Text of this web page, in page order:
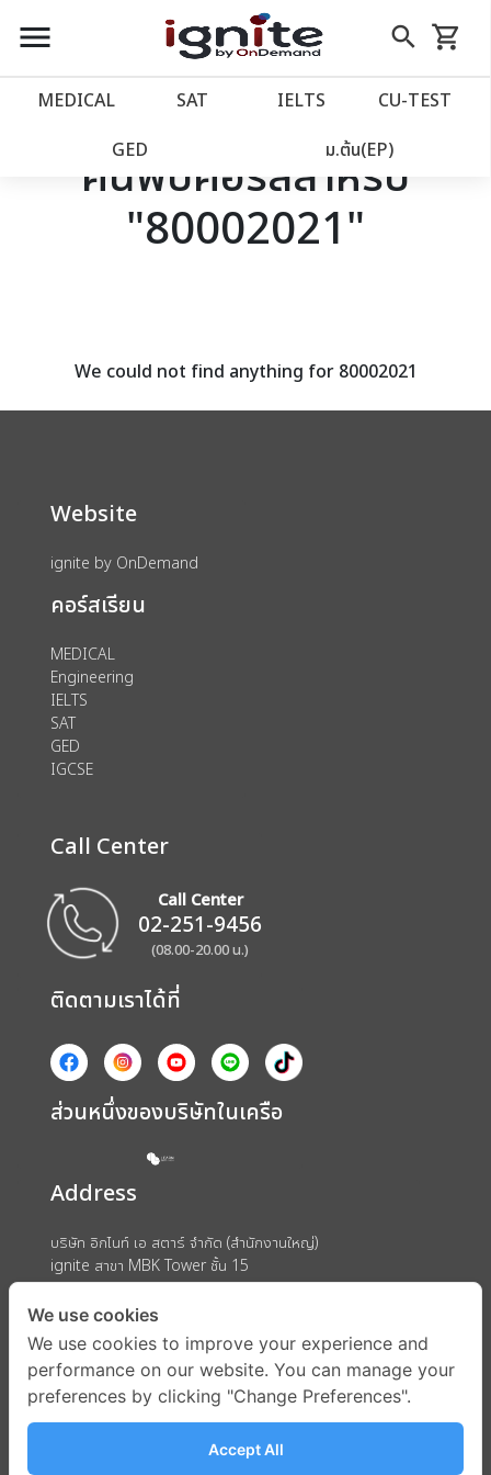
close
account_balance หน้าแรก
เว็บไซต์อิกไนท์
โปรโมชั่น
assignment ลงทะเบียน
menu search
Skip
to
shopping_cart
รถเข็น
MEDICAL SAT IELTS CU‑TEST
GED ม.ต้น(EP)
ค้นพบคอร์สสำหรับ
"80002021"
We could not find anything for 80002021
Website
ignite by OnDemand
คอร์สเรียน
MEDICAL
Engineering
IELTS
SAT
GED
IGCSE
Call Center
Call Center
02-251-9456
(08.00-20.00 น.)
ติดตามเราได้ที่
ส่วนหนึ่งของบริษัทในเครือ
Address
บริษัท อิกไนท์ เอ สตาร์ จำกัด (สำนักงานใหญ่)
ignite สาขา MBK Tower ชั้น 15
ถนนพญาไท แขวงวังใหม่ เขตปทุมวัน กรุงเทพมหานคร 10330
We use cookies
We use cookies to improve your experience and
performance on our website. You can manage your
preferences by clicking "Change Preferences".
Accept All